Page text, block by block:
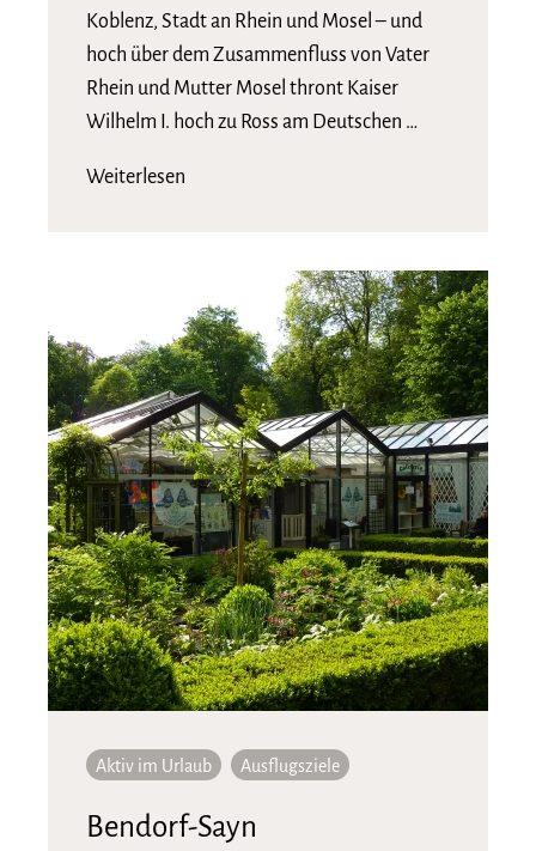
Koblenz, Stadt an Rhein und Mosel – und
hoch über dem Zusammenfluss von Vater
Rhein und Mutter Mosel thront Kaiser
Wilhelm I. hoch zu Ross am Deutschen …
Weiterlesen
Aktiv im Urlaub Ausflugsziele
Bendorf-Sayn